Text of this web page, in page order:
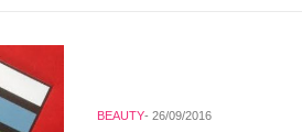
BEAUTY 26/09/2016